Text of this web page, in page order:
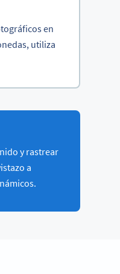
en
utiliza
y rastrear
a